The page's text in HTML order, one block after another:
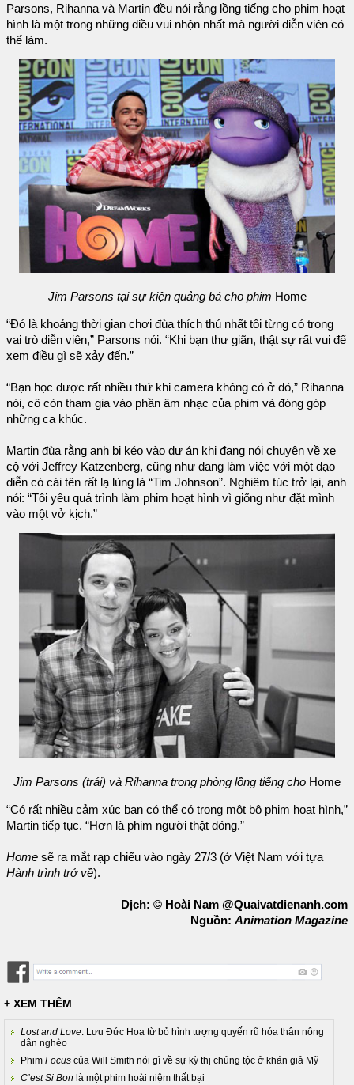
Parsons, Rihanna và Martin đều nói rằng lồng tiếng cho phim hoạt
hình là một trong những điều vui nhộn nhất mà người diễn viên có
thể làm.
Jim Parsons tại sự kiện quảng bá cho phim Home
“Đó là khoảng thời gian chơi đùa thích thú nhất tôi từng có trong
vai trò diễn viên,” Parsons nói. “Khi bạn thư giãn, thật sự rất vui để
xem điều gì sẽ xảy đến.”
“Bạn học được rất nhiều thứ khi camera không có ở đó,” Rihanna
nói, cô còn tham gia vào phần âm nhạc của phim và đóng góp
những ca khúc.
Martin đùa rằng anh bị kéo vào dự án khi đang nói chuyện về xe
cộ với Jeffrey Katzenberg, cũng như đang làm việc với một đạo
diễn có cái tên rất lạ lùng là “Tim Johnson”. Nghiêm túc trở lại, anh
nói: “Tôi yêu quá trình làm phim hoạt hình vì giống như đặt mình
vào một vở kịch.”
Jim Parsons (trái) và Rihanna trong phòng lồng tiếng cho Home
“Có rất nhiều cảm xúc bạn có thể có trong một bộ phim hoạt hình,”
Martin tiếp tục. “Hơn là phim người thật đóng.”
Home sẽ ra mắt rạp chiếu vào ngày 27/3 (ở Việt Nam với tựa
Hành trình trở về).
Dịch: © Hoài Nam @Quaivatdienanh.com
Nguồn: Animation Magazine
+ XEM THÊM
Lost and Love: Lưu Đức Hoa từ bỏ hình tượng quyến rũ hóa thân nông
dân nghèo
Phim Focus của Will Smith nói gì về sự kỳ thị chủng tộc ở khán giả Mỹ
C’est Si Bon là một phim hoài niệm thất bại